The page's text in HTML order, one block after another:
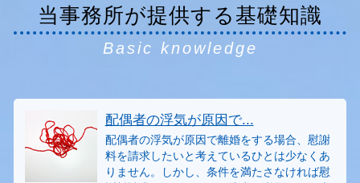
当事務所が提供する基礎知識
Basic knowledge
配偶者の浮気が原因で...
配偶者の浮気が原因で離婚をする場合、慰謝
料を請求したいと考えているひとは少なくあ
りません。しかし、条件を満たさなければ慰